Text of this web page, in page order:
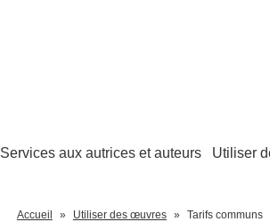
Services aux autrices et auteurs Utiliser
Accueil Utiliser des œuvres Tarifs communs